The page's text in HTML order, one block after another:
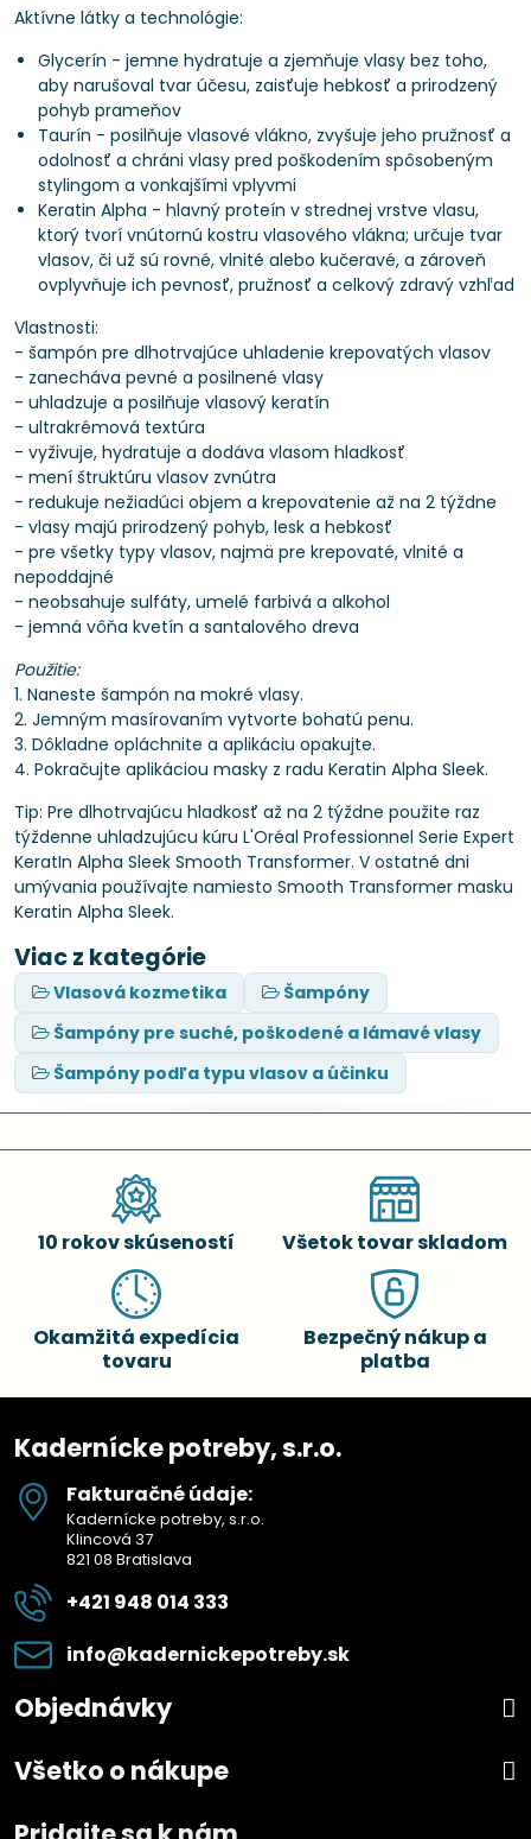
Aktívne látky a technológie:
Glycerín - jemne hydratuje a zjemňuje vlasy bez toho,
aby narušoval tvar účesu, zaisťuje hebkosť a prirodzený
pohyb prameňov
Taurín - posilňuje vlasové vlákno, zvyšuje jeho pružnosť a
odolnosť a chráni vlasy pred poškodením spôsobeným
stylingom a vonkajšími vplyvmi
Keratin Alpha - hlavný proteín v strednej vrstve vlasu,
ktorý tvorí vnútornú kostru vlasového vlákna; určuje tvar
vlasov, či už sú rovné, vlnité alebo kučeravé, a zároveň
ovplyvňuje ich pevnosť, pružnosť a celkový zdravý vzhľad
Vlastnosti:
- šampón pre dlhotrvajúce uhladenie krepovatých vlasov
- zanecháva pevné a posilnené vlasy
- uhladzuje a posilňuje vlasový keratín
- ultrakrémová textúra
- vyživuje, hydratuje a dodáva vlasom hladkosť
- mení štruktúru vlasov zvnútra
- redukuje nežiadúci objem a krepovatenie až na 2 týždne
- vlasy majú prirodzený pohyb, lesk a hebkosť
- pre všetky typy vlasov, najmä pre krepovaté, vlnité a
nepoddajné
- neobsahuje sulfáty, umelé farbivá a alkohol
- jemná vôňa kvetín a santalového dreva
Použitie:
1. Naneste šampón na mokré vlasy.
2. Jemným masírovaním vytvorte bohatú penu.
3. Dôkladne opláchnite a aplikáciu opakujte.
4. Pokračujte aplikáciou masky z radu Keratin Alpha Sleek.
Tip: Pre dlhotrvajúcu hladkosť až na 2 týždne použite raz
týždenne uhladzujúcu kúru L'Oréal Professionnel Serie Expert
KeratIn Alpha Sleek Smooth Transformer. V ostatné dni
umývania používajte namiesto Smooth Transformer masku
Keratin Alpha Sleek.
Viac z kategórie
Vlasová kozmetika
Šampóny
Šampóny pre suché, poškodené a lámavé vlasy
Šampóny podľa typu vlasov a účinku
10 rokov skúseností Všetok tovar skladom
Okamžitá expedícia
tovaru
Bezpečný nákup a
platba
Kadernícke potreby, s.r.o.
Fakturačné údaje:
Kadernícke potreby, s.r.o.
Klincová 37
821 08 Bratislava
+421 948 014 333
info​@kadernickepotreby​.sk
Objednávky
Všetko o nákupe